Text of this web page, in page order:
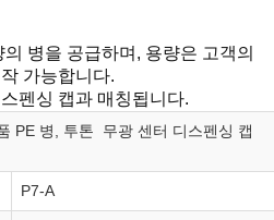
병을 공급하며, 용량은 고객의
가능합니다.
펜싱 캡과 매칭됩니다.
PE 병, 투톤 무광 센터 디스펜싱 캡
P7-A